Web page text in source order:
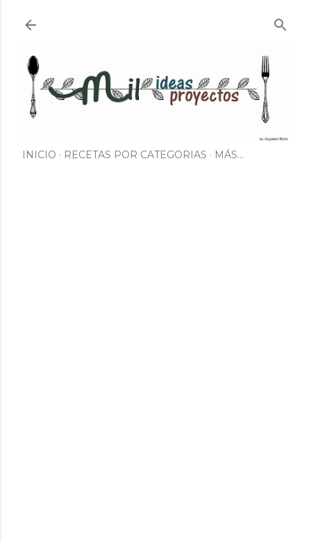
INICIO RECETAS POR CATEGORIAS MÁS…